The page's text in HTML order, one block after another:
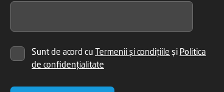
Sunt de acord cu Termenii și condițiile și Politica
de confidențialitate